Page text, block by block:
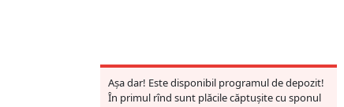
Așa dar! Este disponibil programul de depozit!
În primul rînd sunt plăcile căptușite cu sponul